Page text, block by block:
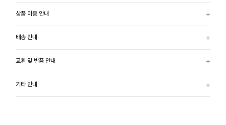
상품 이용 안내
배송 안내
교환 및 반품 안내
기타 안내